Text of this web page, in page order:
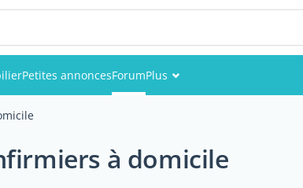
Petites annoncesForumPlus
Membres
à domicile